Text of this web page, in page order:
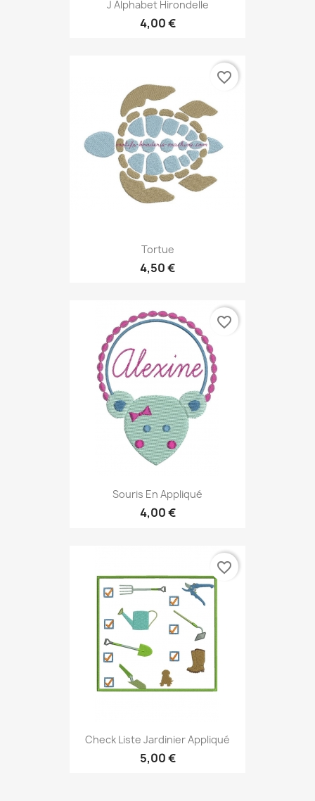
J Alphabet Hirondelle
4,00 €
Tortue
4,50 €
favorite_border
Souris En Appliqué
4,00 €
favorite_border
Check Liste Jardinier Appliqué
5,00 €
favorite_border